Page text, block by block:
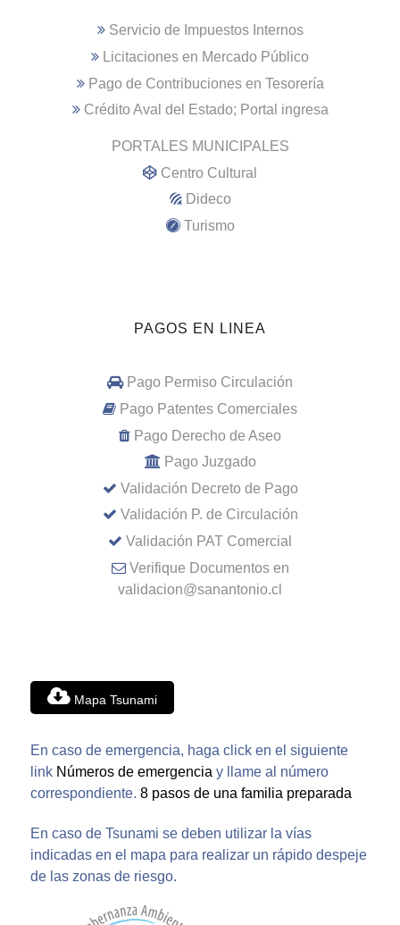
Servicio de Impuestos Internos
Licitaciones en Mercado Público
Pago de Contribuciones en Tesorería
Crédito Aval del Estado; Portal ingresa
PORTALES MUNICIPALES
Centro Cultural
Dideco
Turismo
PAGOS EN LINEA
Pago Permiso Circulación
Pago Patentes Comerciales
Pago Derecho de Aseo
Pago Juzgado
Validación Decreto de Pago
Validación P. de Circulación
Validación PAT Comercial
Verifique Documentos en
validacion@sanantonio.cl
Mapa Tsunami
En caso de emergencia, haga click en el siguiente
link Números de emergencia y llame al número
correspondiente. 8 pasos de una familia preparada
En caso de Tsunami se deben utilizar la vías
indicadas en el mapa para realizar un rápido despeje
de las zonas de riesgo.